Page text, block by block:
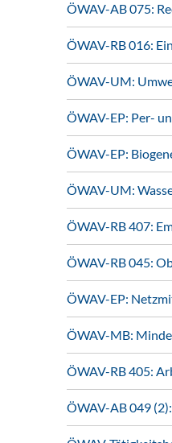
ÖWAV-AB 075:
ÖWAV-RB 016:
ÖWAV-UM:
ÖWAV-EP: Per-
ÖWAV-EP:
ÖWAV-UM:
ÖWAV-RB 407:
ÖWAV-RB 045:
ÖWAV-EP:
ÖWAV-MB:
ÖWAV-RB 405:
ÖWAV-AB 049